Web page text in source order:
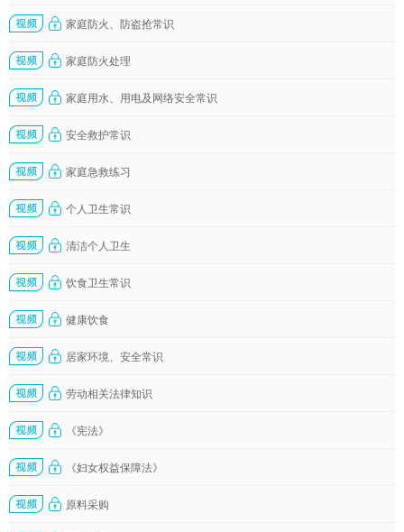
家庭防火、防盗抢常识
家庭防火处理
家庭用水、用电及网络安全常识
安全救护常识
家庭急救练习
个人卫生常识
清洁个人卫生
饮食卫生常识
健康饮食
居家环境、安全常识
劳动相关法律知识
《宪法》
《妇女权益保障法》
原料采购